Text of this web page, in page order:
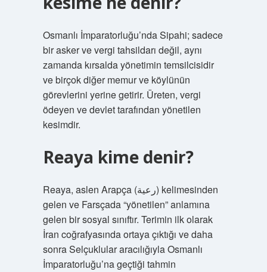
Osmanlı İmparatorluğu’nda Sipahi; sadece
bir asker ve vergi tahsildarı değil, aynı
zamanda kırsalda yönetimin temsilcisidir
ve birçok diğer memur ve köylünün
görevlerini yerine getirir. Üreten, vergi
ödeyen ve devlet tarafından yönetilen
kesimdir.
Reaya kime denir?
Reaya, aslen Arapça (رعية) kelimesinden
gelen ve Farsçada “yönetilen” anlamına
gelen bir sosyal sınıftır. Terimin ilk olarak
İran coğrafyasında ortaya çıktığı ve daha
sonra Selçuklular aracılığıyla Osmanlı
İmparatorluğu’na geçtiği tahmin